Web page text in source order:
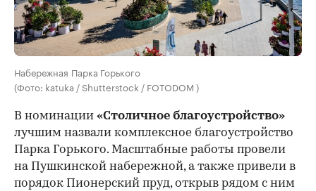
Набережная Парка Горького
(Фото: katuka / Shutterstock / FOTODOM )
В номинации «Столичное благоустройство»
лучшим назвали комплексное благоустройство
Парка Горького. Масштабные работы провели
на Пушкинской набережной, а также привели в
порядок Пионерский пруд, открыв рядом с ним